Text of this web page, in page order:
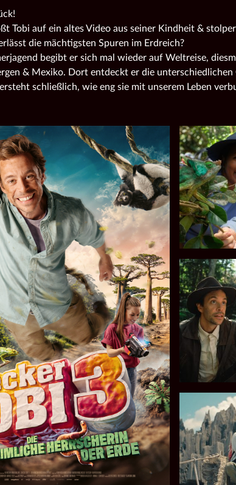
Tobi auf ein altes Video aus seiner Kindheit &
die mächtigsten Spuren im Erdreich?
begibt er sich mal wieder auf Weltreise,
& Mexiko. Dort entdeckt er die unterschiedlichen
schließlich, wie eng sie mit unserem Leben